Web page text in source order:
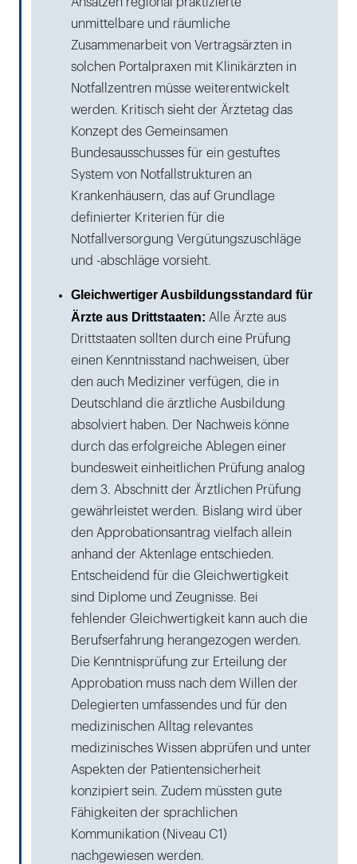
unmittelbare und räumliche
Zusammenarbeit von Vertragsärzten in
solchen Portalpraxen mit Klinikärzten in
Notfallzentren müsse weiterentwickelt
werden. Kritisch sieht der Ärztetag das
Konzept des Gemeinsamen
Bundesausschusses für ein gestuftes
System von Notfallstrukturen an
Krankenhäusern, das auf Grundlage
definierter Kriterien für die
Notfallversorgung Vergütungszuschläge
und -abschläge vorsieht.
Gleichwertiger Ausbildungsstandard für
Ärzte aus Drittstaaten: Alle Ärzte aus
Drittstaaten sollten durch eine Prüfung
einen Kenntnisstand nachweisen, über
den auch Mediziner verfügen, die in
Deutschland die ärztliche Ausbildung
absolviert haben. Der Nachweis könne
durch das erfolgreiche Ablegen einer
bundesweit einheitlichen Prüfung analog
dem 3. Abschnitt der Ärztlichen Prüfung
gewährleistet werden. Bislang wird über
den Approbationsantrag vielfach allein
anhand der Aktenlage entschieden.
Entscheidend für die Gleichwertigkeit
sind Diplome und Zeugnisse. Bei
fehlender Gleichwertigkeit kann auch die
Berufserfahrung herangezogen werden.
Die Kenntnisprüfung zur Erteilung der
Approbation muss nach dem Willen der
Delegierten umfassendes und für den
medizinischen Alltag relevantes
medizinisches Wissen abprüfen und unter
Aspekten der Patientensicherheit
konzipiert sein. Zudem müssten gute
Fähigkeiten der sprachlichen
Kommunikation (Niveau C1)
nachgewiesen werden.